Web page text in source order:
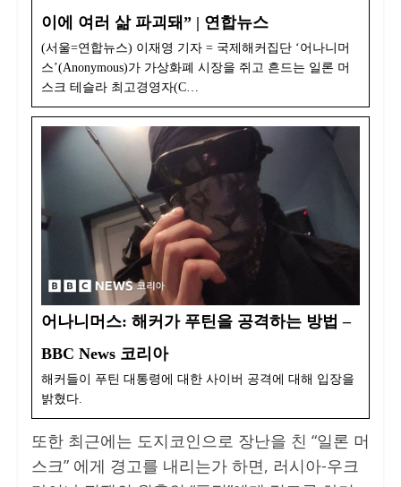
이에 여러 삶 파괴돼” | 연합뉴스
(서울=연합뉴스) 이재영 기자 = 국제해커집단 ‘어나니머
스’(Anonymous)가 가상화폐 시장을 쥐고 흔드는 일론 머
스크 테슬라 최고경영자(C…
어나니머스: 해커가 푸틴을 공격하는 방법 –
BBC News 코리아
해커들이 푸틴 대통령에 대한 사이버 공격에 대해 입장을
밝혔다.
또한 최근에는 도지코인으로 장난을 친 “일론 머
스크” 에게 경고를 내리는가 하면, 러시아-우크